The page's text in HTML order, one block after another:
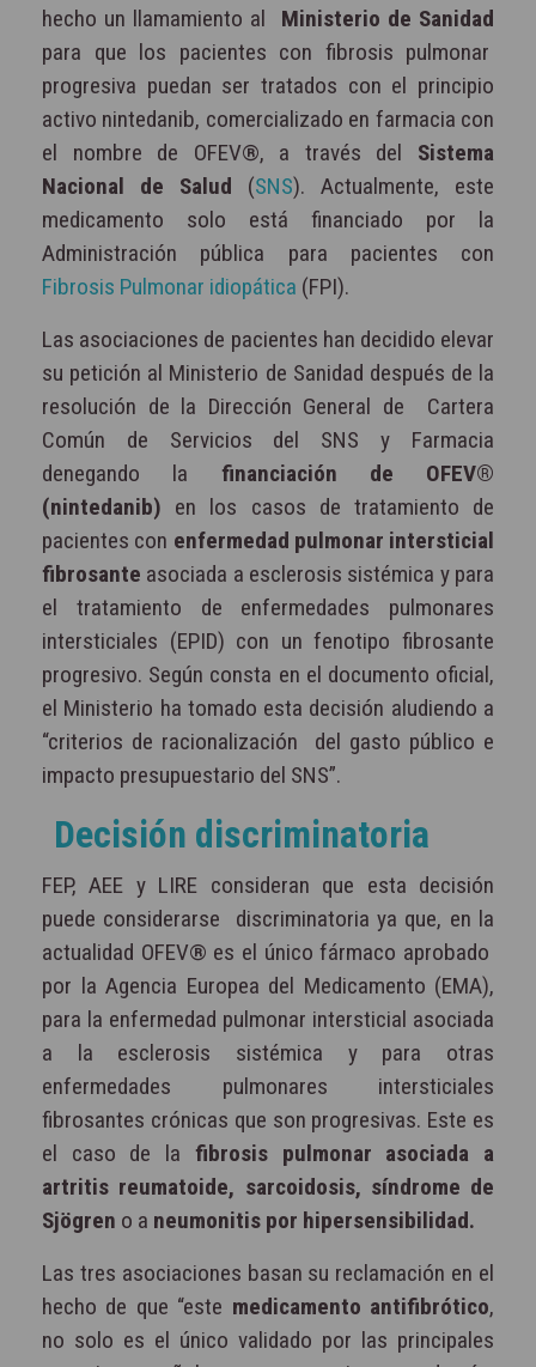
hecho un llamamiento al Ministerio de Sanidad
para que los pacientes con fibrosis pulmonar
progresiva puedan ser tratados con el principio
activo nintedanib, comercializado en farmacia con
el nombre de OFEV®, a través del Sistema
Nacional de Salud (SNS). Actualmente, este
medicamento solo está financiado por la
Administración pública para pacientes con
Fibrosis Pulmonar idiopática (FPI).
Las asociaciones de pacientes han decidido elevar
su petición al Ministerio de Sanidad después de la
resolución de la Dirección General de Cartera
Común de Servicios del SNS y Farmacia
denegando la financiación de OFEV®
(nintedanib) en los casos de tratamiento de
pacientes con enfermedad pulmonar intersticial
fibrosante asociada a esclerosis sistémica y para
el tratamiento de enfermedades pulmonares
intersticiales (EPID) con un fenotipo fibrosante
progresivo. Según consta en el documento oficial,
el Ministerio ha tomado esta decisión aludiendo a
“criterios de racionalización del gasto público e
impacto presupuestario del SNS”.
Decisión discriminatoria
FEP, AEE y LIRE consideran que esta decisión
puede considerarse discriminatoria ya que, en la
actualidad OFEV® es el único fármaco aprobado
por la Agencia Europea del Medicamento (EMA),
para la enfermedad pulmonar intersticial asociada
a la esclerosis sistémica y para otras
enfermedades pulmonares intersticiales
fibrosantes crónicas que son progresivas. Este es
el caso de la fibrosis pulmonar asociada a
artritis reumatoide, sarcoidosis, síndrome de
Sjögren o a neumonitis por hipersensibilidad.
Las tres asociaciones basan su reclamación en el
hecho de que “este medicamento antifibrótico,
no solo es el único validado por las principales